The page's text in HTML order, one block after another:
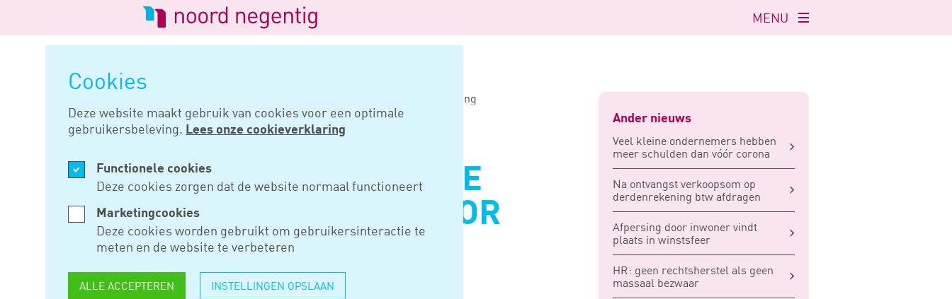
Cookies
Deze website maakt gebruik van cookies voor een optimale
gebruikersbeleving. Lees onze cookieverklaring
Functionele cookies
Deze cookies zorgen dat de website normaal functioneert
Marketingcookies
Deze cookies worden gebruikt om gebruikersinteractie te
meten en de website te verbeteren
ALLE ACCEPTEREN INSTELLINGEN OPSLAAN
Logo
van
Noord
Negentig
Navigatie
openen
MENU
Ook onbehandelde boete telt mee voor matiging
MEI 30, 2022
OOK ONBEHANDELDE
BOETE TELT MEE VOOR
MATIGING
Ander nieuws
Veel kleine ondernemers hebben
meer schulden dan vóór corona
Na ontvangst verkoopsom op
derdenrekening btw afdragen
Afpersing door inwoner vindt
plaats in winstsfeer
HR: geen rechtsherstel als geen
massaal bezwaar